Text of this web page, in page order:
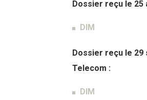
Dossier reçu le 25
DIM
Dossier reçu le 29
Telecom :
DIM